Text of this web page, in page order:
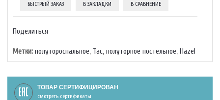
БЫСТРЫЙ ЗАКАЗ В ЗАКЛАДКИ В СРАВНЕНИЕ
Поделиться
Метки: полутороспальное, Тас, полуторное постельное, Hazel
ТОВАР СЕРТИФИЦИРОВАН
смотреть сертификаты